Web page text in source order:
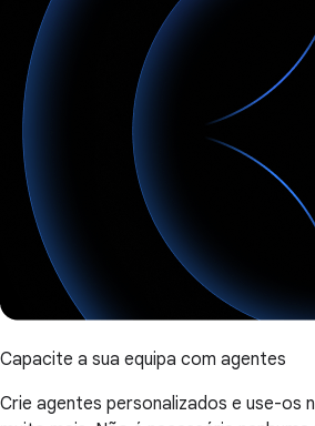
Capacite a sua equipa com agentes
Crie agentes personalizados e use-os